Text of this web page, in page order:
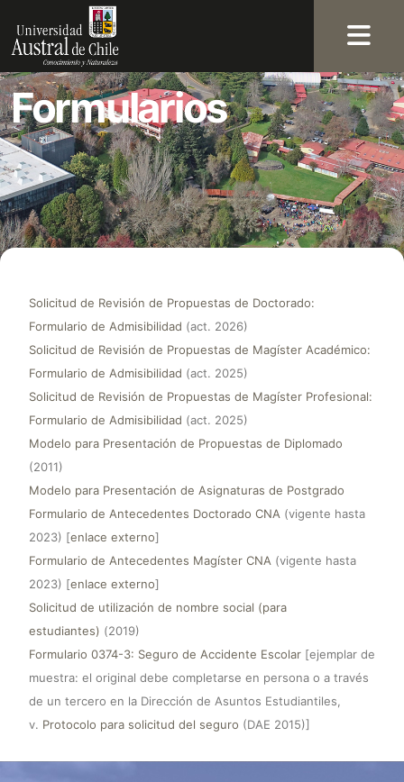
Formularios
Solicitud de Revisión de Propuestas de Doctorado:
Formulario de Admisibilidad (act. 2026)
Solicitud de Revisión de Propuestas de Magíster Académico:
Formulario de Admisibilidad (act. 2025)
Solicitud de Revisión de Propuestas de Magíster Profesional:
Formulario de Admisibilidad (act. 2025)
Modelo para Presentación de Propuestas de Diplomado
(2011)
Modelo para Presentación de Asignaturas de Postgrado
Formulario de Antecedentes Doctorado CNA (vigente hasta
2023) [enlace externo]
Formulario de Antecedentes Magíster CNA (vigente hasta
2023) [enlace externo]
Solicitud de utilización de nombre social (para
estudiantes) (2019)
Formulario 0374-3: Seguro de Accidente Escolar [ejemplar de
muestra: el original debe completarse en persona o a través
de un tercero en la Dirección de Asuntos Estudiantiles,
v. Protocolo para solicitud del seguro (DAE 2015)]